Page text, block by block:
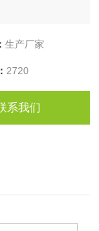
生产厂家
2720
系我们